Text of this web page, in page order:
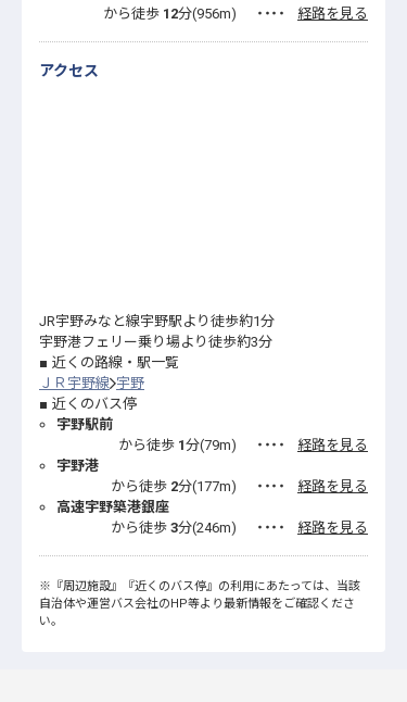
から徒歩 12分(956m) ・・・・ 経路を見る
アクセス
JR宇野みなと線宇野駅より徒歩約1分
宇野港フェリー乗り場より徒歩約3分
近くの路線・駅一覧
ＪＲ宇野線 宇野
近くのバス停
宇野駅前
から徒歩 1分(79m) ・・・・
経路を見る
宇野港
から徒歩 2分(177m) ・・・・
経路を見る
高速宇野築港銀座
から徒歩 3分(246m) ・・・・ 経路を見る
※ 『周辺施設』 『近くのバス停』 の利用にあたっては、当該
自治体や運営バス会社のHP等より最新情報をご確認くださ
い。